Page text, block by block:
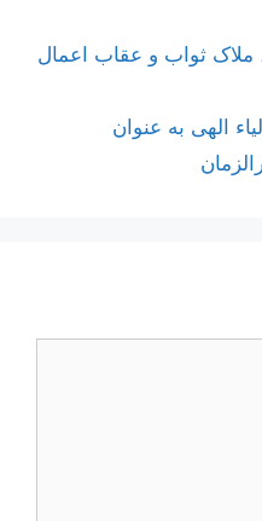
ملاک ثواب و عقاب اعمال
الهی به عنوان